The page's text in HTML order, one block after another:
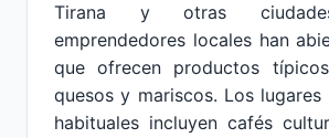
Tirana y otras
emprendedores locales han
que ofrecen productos
quesos y mariscos. Los lugares
habituales incluyen cafés